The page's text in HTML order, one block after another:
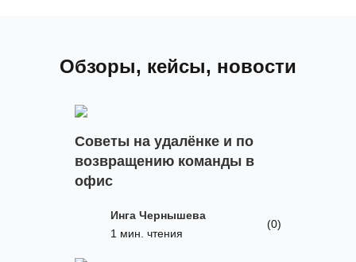
Обзоры, кейсы, новости
Советы на удалёнке и по
возвращению команды в
офис
Инга Чернышева
1 мин. чтения
(0)